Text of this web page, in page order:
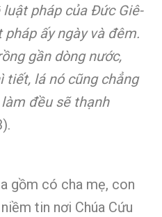
pháp của Đức Giê-
ấy ngày và đêm.
gần dòng nước,
tiết, lá nó cũng chẳng
đều sẽ thạnh
gồm có cha mẹ, con
tin nơi Chúa Cứu